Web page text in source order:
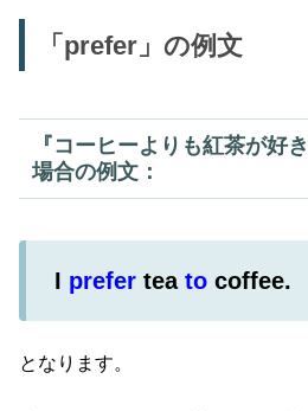
「prefer」の例文
『コーヒーよりも紅茶が好
場合の例文：
I prefer tea to coffee.
となります。